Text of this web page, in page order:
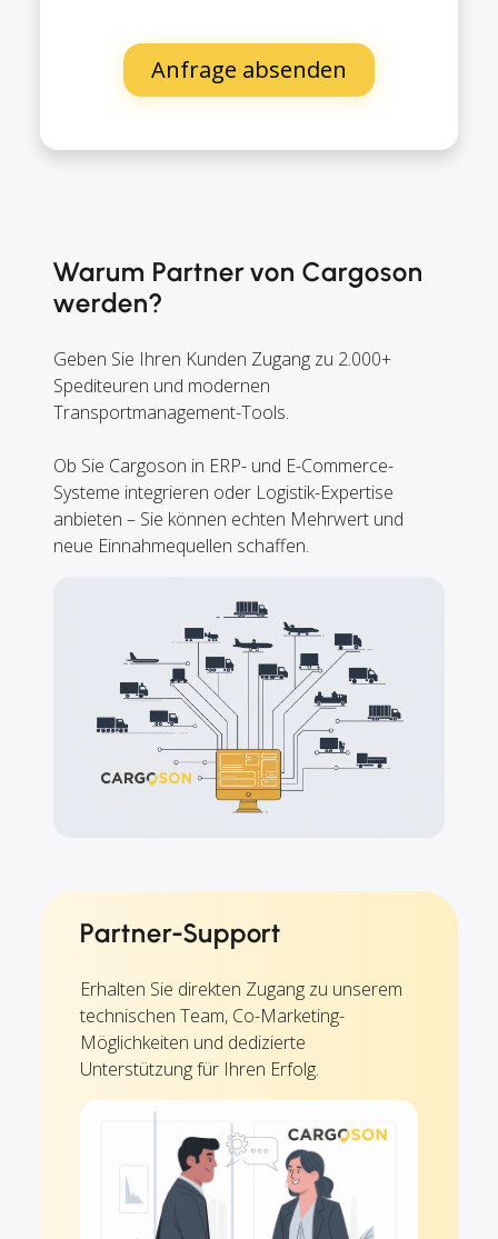
Warum Partner von Cargoson
werden?
Geben Sie Ihren Kunden Zugang zu 2.000+
Spediteuren und modernen
Transportmanagement-Tools.
Ob Sie Cargoson in ERP- und E-Commerce-
Systeme integrieren oder Logistik-Expertise
anbieten – Sie können echten Mehrwert und
neue Einnahmequellen schaffen.
Partner-Support
Erhalten Sie direkten Zugang zu unserem
technischen Team, Co-Marketing-
Möglichkeiten und dedizierte
Unterstützung für Ihren Erfolg.